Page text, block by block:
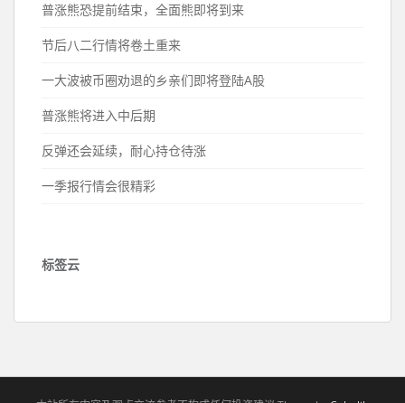
普涨熊恐提前结束，全面熊即将到来
节后八二行情将卷土重来
一大波被币圈劝退的乡亲们即将登陆A股
普涨熊将进入中后期
反弹还会延续，耐心持仓待涨
一季报行情会很精彩
标签云